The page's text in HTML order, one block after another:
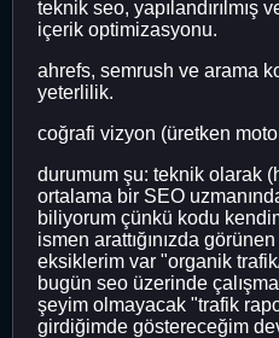
teknik seo, yapılandırılmış
içerik optimizasyonu.
ahrefs, semrush ve arama
yeterlilik.
coğrafi vizyon (üretken
durumum şu: teknik olarak
ortalama bir SEO
biliyorum çünkü kodu
ismen arattığınızda
eksiklerim var "organik
bugün seo üzerinde
şeyim olmayacak "trafik
girdiğimde göstereceğim